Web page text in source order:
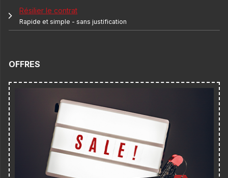
Résilier le contrat
Rapide et simple - sans justification
OFFRES